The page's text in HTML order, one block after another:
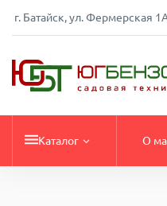
г. Батайск, ул. Фермерская
Каталог О